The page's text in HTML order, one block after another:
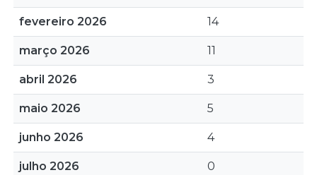
fevereiro 2026 14
março 2026 11
abril 2026 3
maio 2026 5
junho 2026 4
julho 2026 0